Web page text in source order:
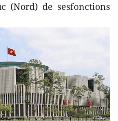
(Nord) de sesfonctions